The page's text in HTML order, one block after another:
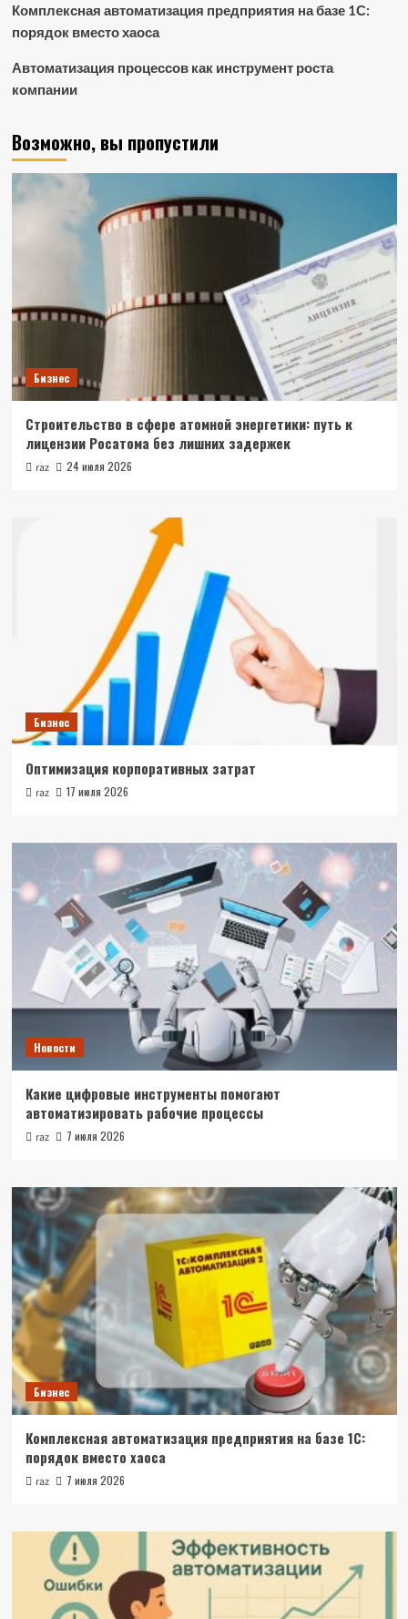
Комплексная автоматизация предприятия на базе 1С:
порядок вместо хаоса
Автоматизация процессов как инструмент роста
компании
Возможно, вы пропустили
Бизнес
Строительство в сфере атомной энергетики: путь к
лицензии Росатома без лишних задержек
raz 24 июля 2026
Бизнес
Оптимизация корпоративных затрат
raz 17 июля 2026
Новости
Какие цифровые инструменты помогают
автоматизировать рабочие процессы
raz 7 июля 2026
Бизнес
Комплексная автоматизация предприятия на базе 1С:
порядок вместо хаоса
raz 7 июля 2026